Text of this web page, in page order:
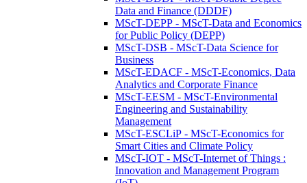
Data and Finance (DDDF)
MScT-DEPP - MScT-Data and Economics
for Public Policy (DEPP)
MScT-DSB - MScT-Data Science for
Business
MScT-EDACF - MScT-Economics, Data
Analytics and Corporate Finance
MScT-EESM - MScT-Environmental
Engineering and Sustainability
Management
MScT-ESCLiP - MScT-Economics for
Smart Cities and Climate Policy
MScT-IOT - MScT-Internet of Things :
Innovation and Management Program